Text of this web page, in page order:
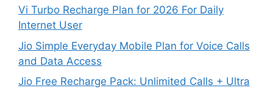
Vi Turbo Recharge Plan for 2026 For Daily
Internet User
Jio Simple Everyday Mobile Plan for Voice Calls
and Data Access
Jio Free Recharge Pack: Unlimited Calls + Ultra